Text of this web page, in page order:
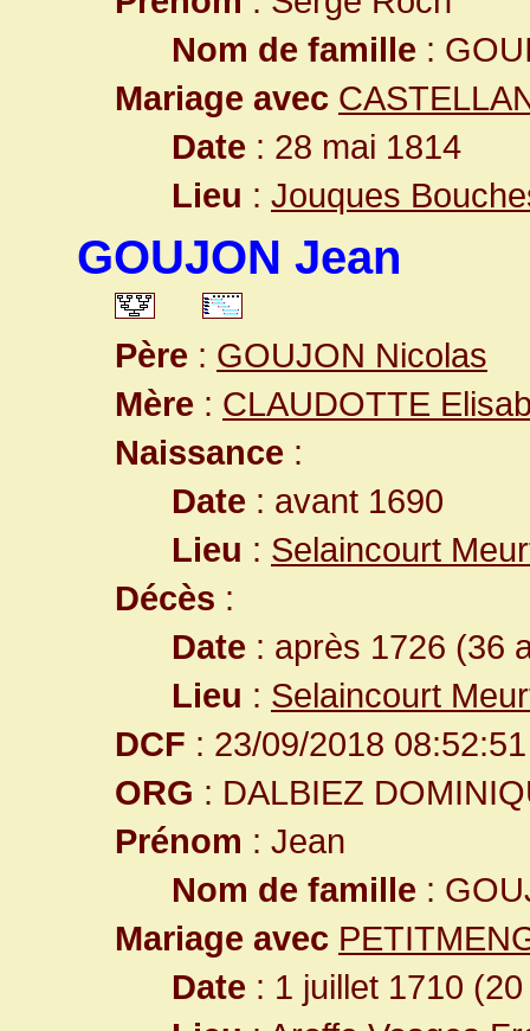
Nom de famille :
Mariage avec
Date : 28 mai 1814
Lieu : Jouques
GOUJON Jean
Père : GOUJON Nicolas
Mère : CLAUDOTTE
Naissance :
Date : avant 1690
Lieu : Selaincourt
Décès :
Date : après 1726 (36
Lieu : Selaincourt
DCF : 23/09/2018 08:52:51
ORG : DALBIEZ
Prénom : Jean
Nom de famille :
Mariage avec
Date : 1 juillet 1710